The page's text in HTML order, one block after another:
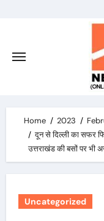
Home 2023
दून से दिल्ली का सफर
उत्तराखंड की बसों पर भी
Uncategorized